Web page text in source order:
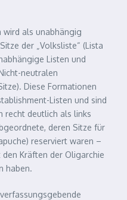
wird als unabhängig
der „Volksliste“ (Lista
Listen und
neutralen
Diese Formationen
Listen und sind
recht deutlich als links
deren Sitze für
reserviert waren –
Kräften der Oligarchie
haben.